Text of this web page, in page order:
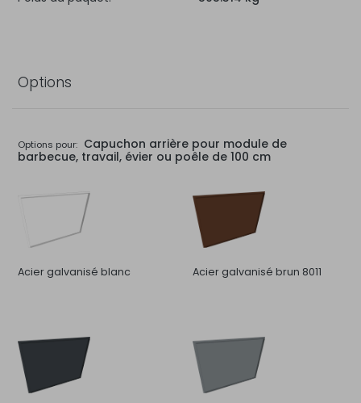
Options
Options pour: Capuchon arrière pour module de
barbecue, travail, évier ou poêle de 100 cm
Acier galvanisé blanc Acier galvanisé brun 8011